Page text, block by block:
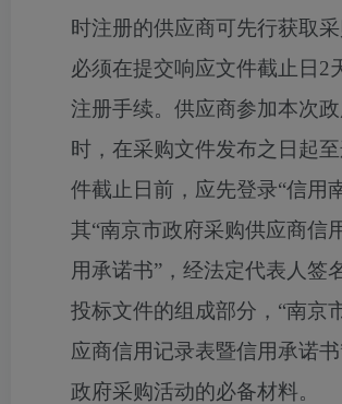
时注册的供应商可先行获取
必须在提交响应文件截止日2
注册手续。供应商参加本次
时，在采购文件发布之日起
件截止日前，应先登录“信用
其“南京市政府采购供应商信
用承诺书”，经法定代表人签
投标文件的组成部分，“南京
应商信用记录表暨信用承诺
政府采购活动的必备材料。